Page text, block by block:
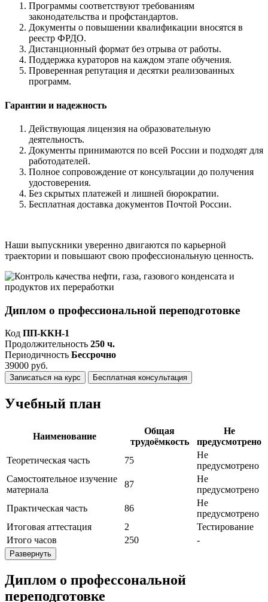
Программы соответствуют требованиям
законодательства и профстандартов.
Документы о повышении квалификации вносятся в
реестр ФРДО.
Дистанционный формат без отрыва от работы.
Поддержка кураторов на каждом этапе обучения.
Проверенная репутация и десятки реализованных
программ.
Гарантии и надежность
Действующая лицензия на образовательную
деятельность.
Документы принимаются по всей России и подходят для
работодателей.
Полное сопровождение от консультации до получения
удостоверения.
Без скрытых платежей и лишней бюрократии.
Бесплатная доставка документов Почтой России.
Наши выпускники уверенно двигаются по карьерной
траектории и повышают свою профессиональную ценность.
Диплом о профессиональной переподготовке
Код ПП-ККН-1
Продолжительность 250 ч.
Периодичность Бессрочно
39000 руб.
Записаться на курс Бесплатная консультация
Учебный план
Наименование
Общая
трудоёмкость
Не
предусмотрено
Теоретическая часть
75
Не
предусмотрено
Самостоятельное изучение
материала
87
Не
предусмотрено
Практическая часть
86
Не
предусмотрено
Итоговая аттестация
2
Тестирование
Итого часов
250 -
Развернуть
Диплом о профессональной
переподготовке